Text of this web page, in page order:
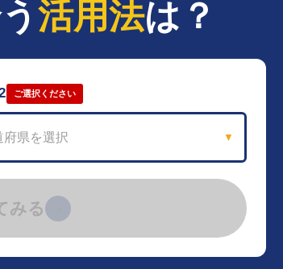
活用法は？
ご選択ください
府県を選択 ▼
みる